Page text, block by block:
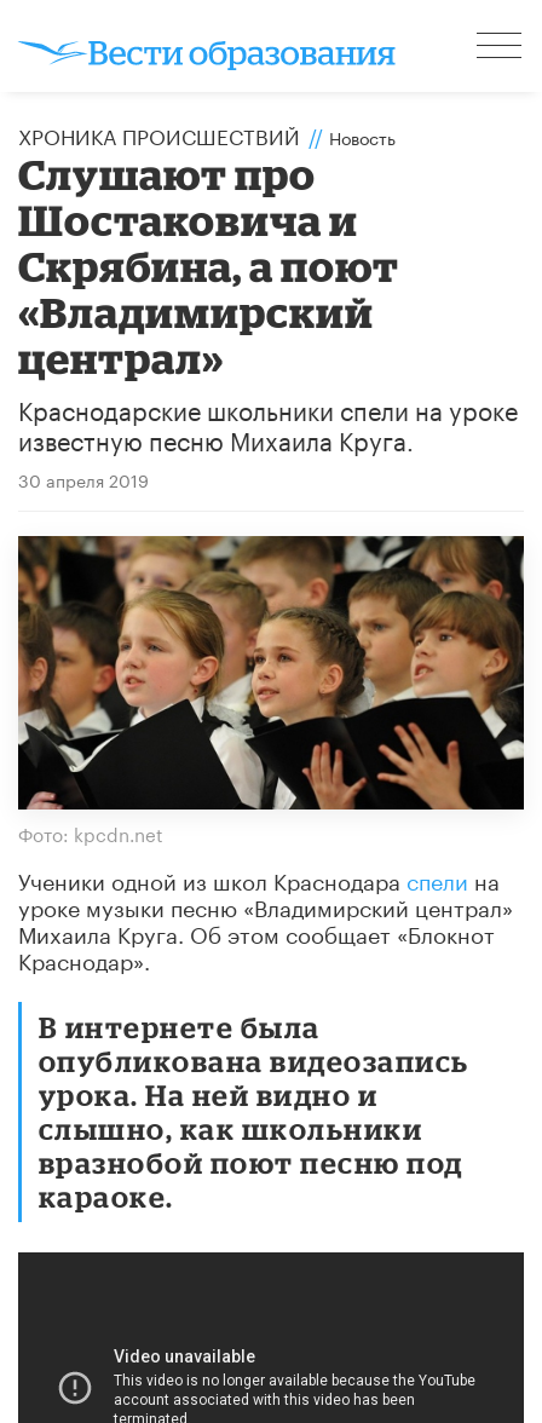
ХРОНИКА ПРОИСШЕСТВИЙ // Новость
Слушают про
Шостаковича и
Скрябина, а поют
«Владимирский
централ»
Краснодарские школьники спели на уроке
известную песню Михаила Круга.
30 апреля 2019
Фото: kpcdn.net
Ученики одной из школ Краснодара спели на
уроке музыки песню «Владимирский централ»
Михаила Круга. Об этом сообщает «Блокнот
Краснодар».
В интернете была
опубликована видеозапись
урока. На ней видно и
слышно, как школьники
вразнобой поют песню под
караоке.